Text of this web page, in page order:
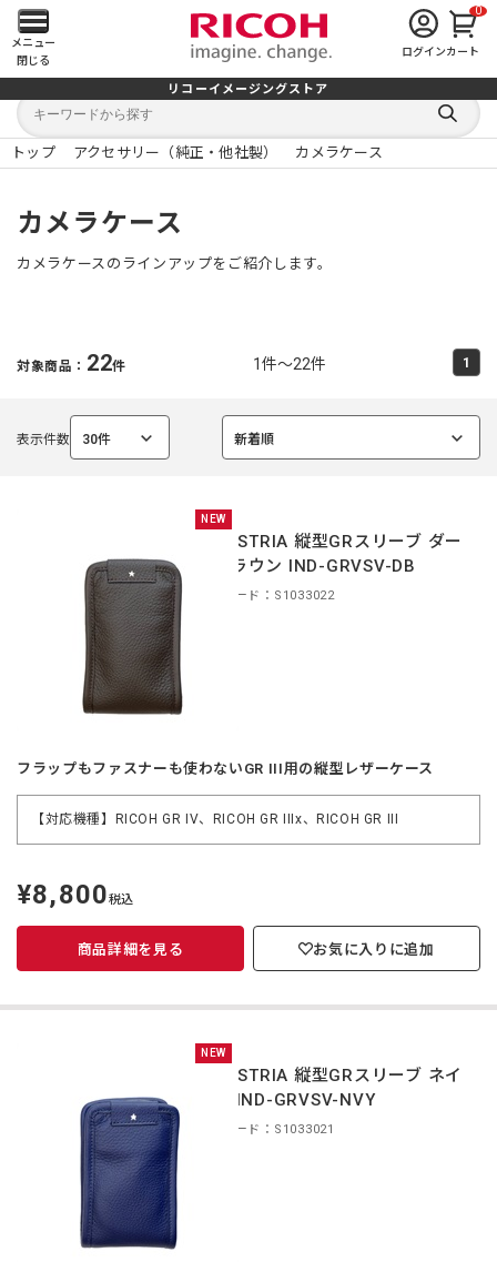
メ
イ
ン
メ
ニ
ュ
を
く
メニュー
閉じる
ログイン
0
カート
リコーイメージングストア
キ
ワ
ー
キ
検
索
る
トップ アクセサリー（純正・他社製） カメラケース
カメラケース
カメラケースのラインアップをご紹介します。
対象商品： 22件 1件～22件 1
表示件数 30件
選
新着順
選
NEW
INDUSTRIA 縦型GRスリーブ ダー
クブラウン IND-GRVSV-DB
商品コード：S1033022
フラップもファスナーも使わないGR III用の縦型レザーケース
【対応機種】RICOH GR IV、RICOH GR IIIx、RICOH GR III
定
価
¥8,800税込
商品詳細を見る お気に入りに追加
NEW
INDUSTRIA 縦型GRスリーブ ネイ
ビー IND-GRVSV-NVY
商品コード：S1033021